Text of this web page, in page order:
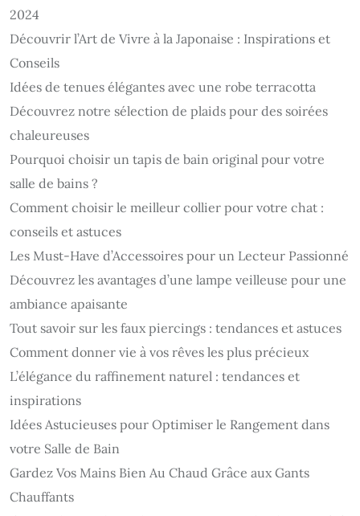
2024
Découvrir l’Art de Vivre à la Japonaise : Inspirations et
Conseils
Idées de tenues élégantes avec une robe terracotta
Découvrez notre sélection de plaids pour des soirées
chaleureuses
Pourquoi choisir un tapis de bain original pour votre
salle de bains ?
Comment choisir le meilleur collier pour votre chat :
conseils et astuces
Les Must-Have d’Accessoires pour un Lecteur Passionné
Découvrez les avantages d’une lampe veilleuse pour une
ambiance apaisante
Tout savoir sur les faux piercings : tendances et astuces
Comment donner vie à vos rêves les plus précieux
L’élégance du raffinement naturel : tendances et
inspirations
Idées Astucieuses pour Optimiser le Rangement dans
votre Salle de Bain
Gardez Vos Mains Bien Au Chaud Grâce aux Gants
Chauffants